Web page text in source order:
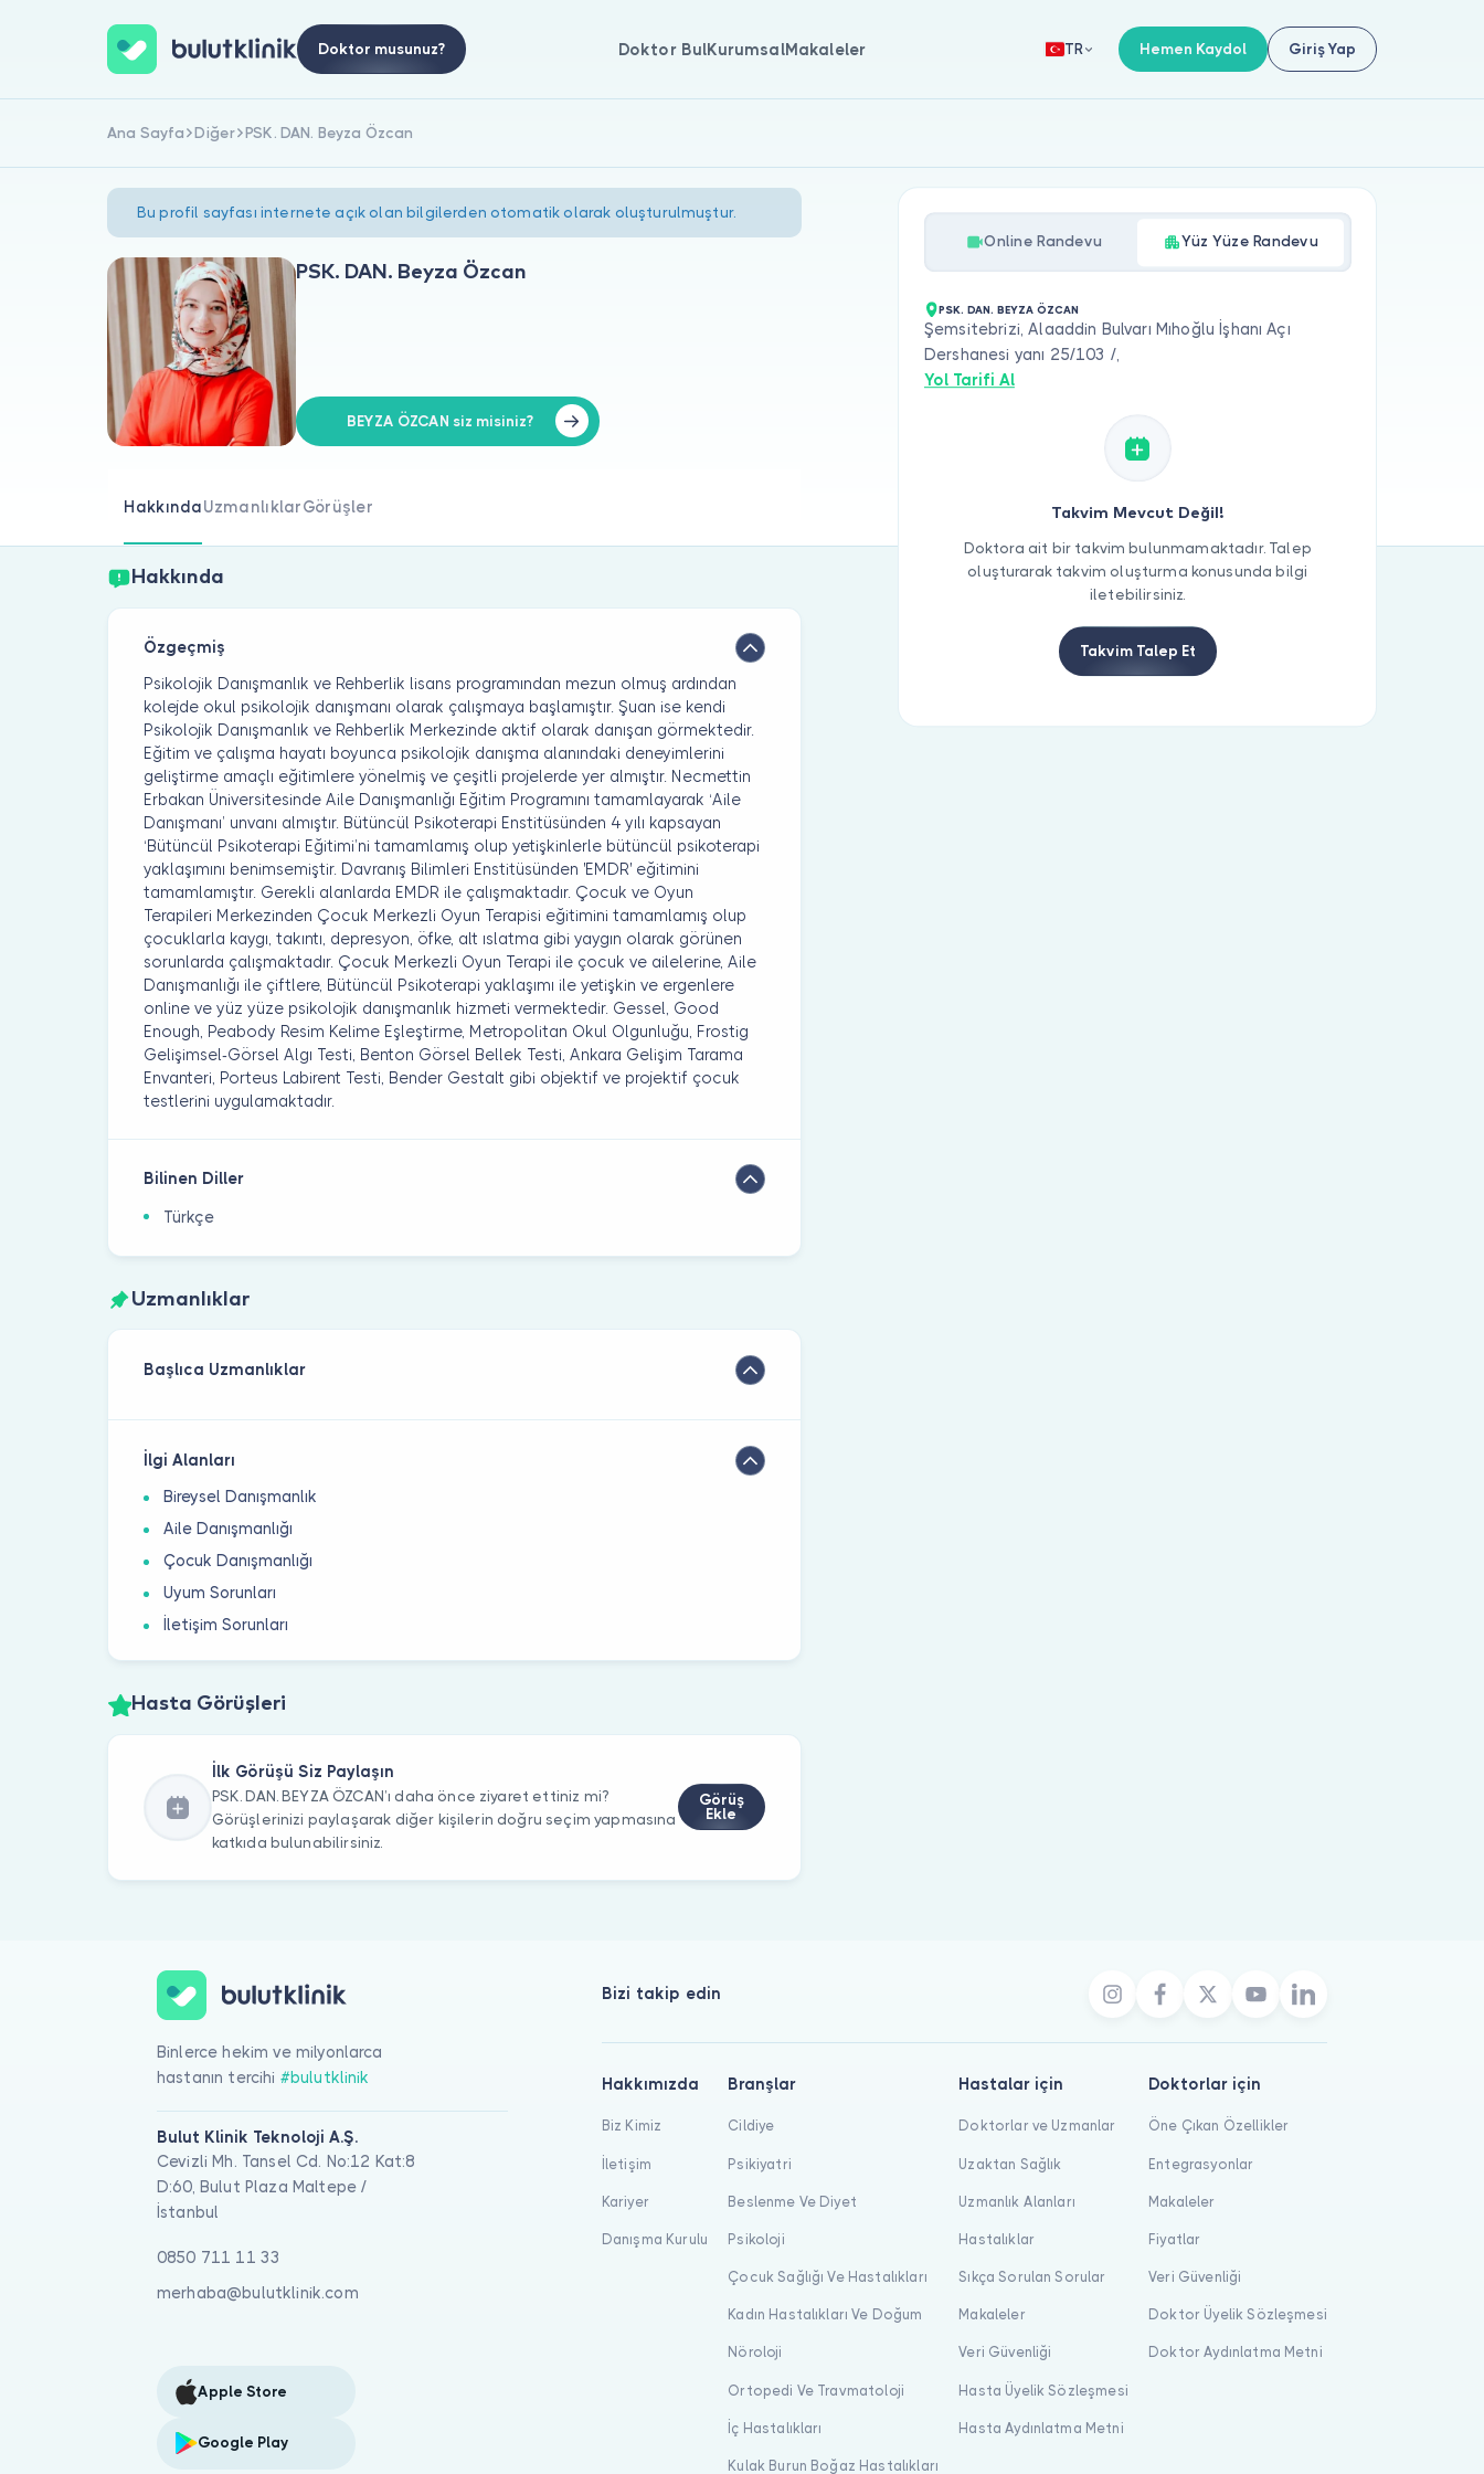
Doktor musunuz? Doktor BulKurumsalMakaleler TR Hemen Kaydol Giriş Yap
Ana Sayfa Diğer PSK. DAN. Beyza Özcan
Bu profil sayfası internete açık olan bilgilerden otomatik olarak oluşturulmuştur.
PSK. DAN. Beyza Özcan
BEYZA ÖZCAN siz misiniz?
HakkındaUzmanlıklarGörüşler
Hakkında
Özgeçmiş
Psikolojik Danışmanlık ve Rehberlik lisans programından mezun olmuş ardından
kolejde okul psikolojik danışmanı olarak çalışmaya başlamıştır. Şuan ise kendi
Psikolojik Danışmanlık ve Rehberlik Merkezinde aktif olarak danışan görmektedir.
Eğitim ve çalışma hayatı boyunca psikolojik danışma alanındaki deneyimlerini
geliştirme amaçlı eğitimlere yönelmiş ve çeşitli projelerde yer almıştır. Necmettin
Erbakan Üniversitesinde Aile Danışmanlığı Eğitim Programını tamamlayarak ‘Aile
Danışmanı’ unvanı almıştır. Bütüncül Psikoterapi Enstitüsünden 4 yılı kapsayan
‘Bütüncül Psikoterapi Eğitimi’ni tamamlamış olup yetişkinlerle bütüncül psikoterapi
yaklaşımını benimsemiştir. Davranış Bilimleri Enstitüsünden 'EMDR' eğitimini
tamamlamıştır. Gerekli alanlarda EMDR ile çalışmaktadır. Çocuk ve Oyun
Terapileri Merkezinden Çocuk Merkezli Oyun Terapisi eğitimini tamamlamış olup
çocuklarla kaygı, takıntı, depresyon, öfke, alt ıslatma gibi yaygın olarak görünen
sorunlarda çalışmaktadır. Çocuk Merkezli Oyun Terapi ile çocuk ve ailelerine, Aile
Danışmanlığı ile çiftlere, Bütüncül Psikoterapi yaklaşımı ile yetişkin ve ergenlere
online ve yüz yüze psikolojik danışmanlık hizmeti vermektedir. Gessel, Good
Enough, Peabody Resim Kelime Eşleştirme, Metropolitan Okul Olgunluğu, Frostig
Gelişimsel-Görsel Algı Testi, Benton Görsel Bellek Testi, Ankara Gelişim Tarama
Envanteri, Porteus Labirent Testi, Bender Gestalt gibi objektif ve projektif çocuk
testlerini uygulamaktadır.
Bilinen Diller
Türkçe
Uzmanlıklar
Başlıca Uzmanlıklar
İlgi Alanları
Bireysel Danışmanlık
Aile Danışmanlığı
Çocuk Danışmanlığı
Uyum Sorunları
İletişim Sorunları
Hasta Görüşleri
İlk Görüşü Siz Paylaşın
PSK. DAN. BEYZA ÖZCAN’ı daha önce ziyaret ettiniz mi?
Görüşlerinizi paylaşarak diğer kişilerin doğru seçim yapmasına
katkıda bulunabilirsiniz.
Görüş
Ekle
Online Randevu Yüz Yüze Randevu
PSK. DAN. BEYZA ÖZCAN
Şemsitebrizi, Alaaddin Bulvarı Mıhoğlu İşhanı Açı
Dershanesi yanı 25/103 /,
Yol Tarifi Al
Takvim Mevcut Değil!
Doktora ait bir takvim bulunmamaktadır. Talep
oluşturarak takvim oluşturma konusunda bilgi
iletebilirsiniz.
Takvim Talep Et
Binlerce hekim ve milyonlarca
hastanın tercihi #bulutklinik
Bulut Klinik Teknoloji A.Ş.
Cevizli Mh. Tansel Cd. No:12 Kat:8
D:60, Bulut Plaza Maltepe /
İstanbul
0850 711 11 33
merhaba@bulutklinik.com
Apple Store
Google Play
Bizi takip edin
Hakkımızda
Biz Kimiz
İletişim
Kariyer
Danışma Kurulu
Branşlar
Cildiye
Psikiyatri
Beslenme Ve Diyet
Psikoloji
Çocuk Sağlığı Ve Hastalıkları
Kadın Hastalıkları Ve Doğum
Nöroloji
Ortopedi Ve Travmatoloji
İç Hastalıkları
Kulak Burun Boğaz Hastalıkları
Hastalar için
Doktorlar ve Uzmanlar
Uzaktan Sağlık
Uzmanlık Alanları
Hastalıklar
Sıkça Sorulan Sorular
Makaleler
Veri Güvenliği
Hasta Üyelik Sözleşmesi
Hasta Aydınlatma Metni
Doktorlar için
Öne Çıkan Özellikler
Entegrasyonlar
Makaleler
Fiyatlar
Veri Güvenliği
Doktor Üyelik Sözleşmesi
Doktor Aydınlatma Metni